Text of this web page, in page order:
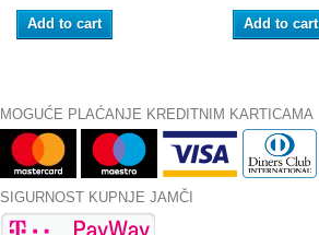
Add to cart Add to cart
MOGUĆE PLAĆANJE KREDITNIM KARTICAMA
SIGURNOST KUPNJE JAMČI